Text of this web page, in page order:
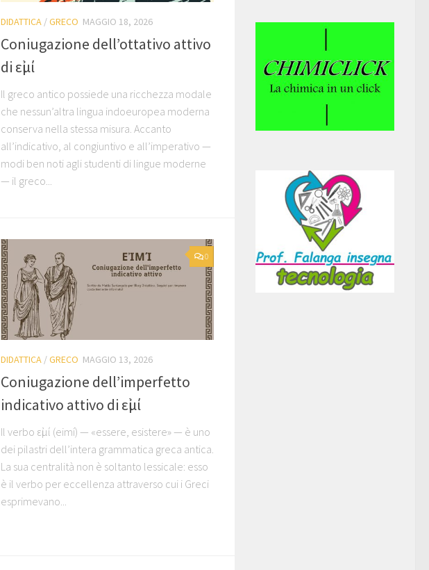
DIDATTICA /GRECO MAGGIO 18, 2026
Coniugazione dell’ottativo attivo
di εἰμί
Il greco antico possiede una ricchezza modale
che nessun’altra lingua indoeuropea moderna
conserva nella stessa misura. Accanto
all’indicativo, al congiuntivo e all’imperativo —
modi ben noti agli studenti di lingue moderne
— il greco...
0
DIDATTICA /GRECO MAGGIO 13, 2026
Coniugazione dell’imperfetto
indicativo attivo di εἰμί
Il verbo εἰμί (eimí) — «essere, esistere» — è uno
dei pilastri dell’intera grammatica greca antica.
La sua centralità non è soltanto lessicale: esso
è il verbo per eccellenza attraverso cui i Greci
esprimevano...